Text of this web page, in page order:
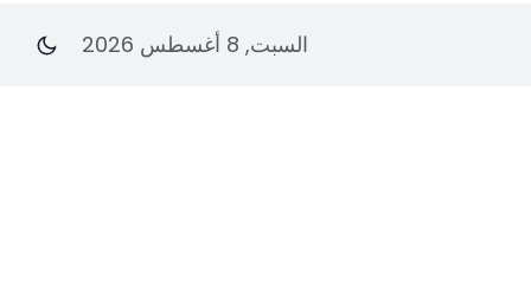
السبت, 8 أغسطس 2026